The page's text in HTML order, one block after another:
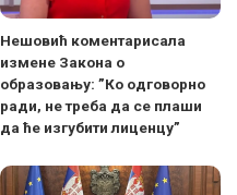
Нешовић коментарисала
измене Закона о
образовању: ”Ко одговорно
ради, не треба да се плаши
да ће изгубити лиценцу”